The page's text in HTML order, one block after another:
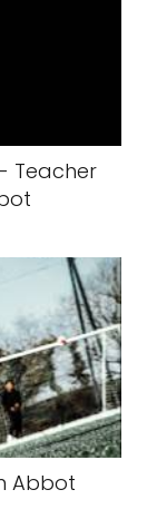
Teacher
Abbot